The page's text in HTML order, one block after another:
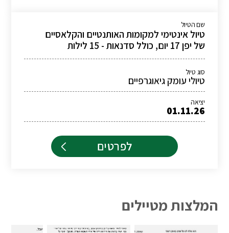
שם הטיול
טיול אינטימי למקומות האותנטיים והקלאסיים
של יפן 17 יום, כולל סדנאות - 15 לילות
סוג טיול
טיולי עומק גיאוגרפיים
יציאה
01.11.26
לפרטים
המלצות מטיילים